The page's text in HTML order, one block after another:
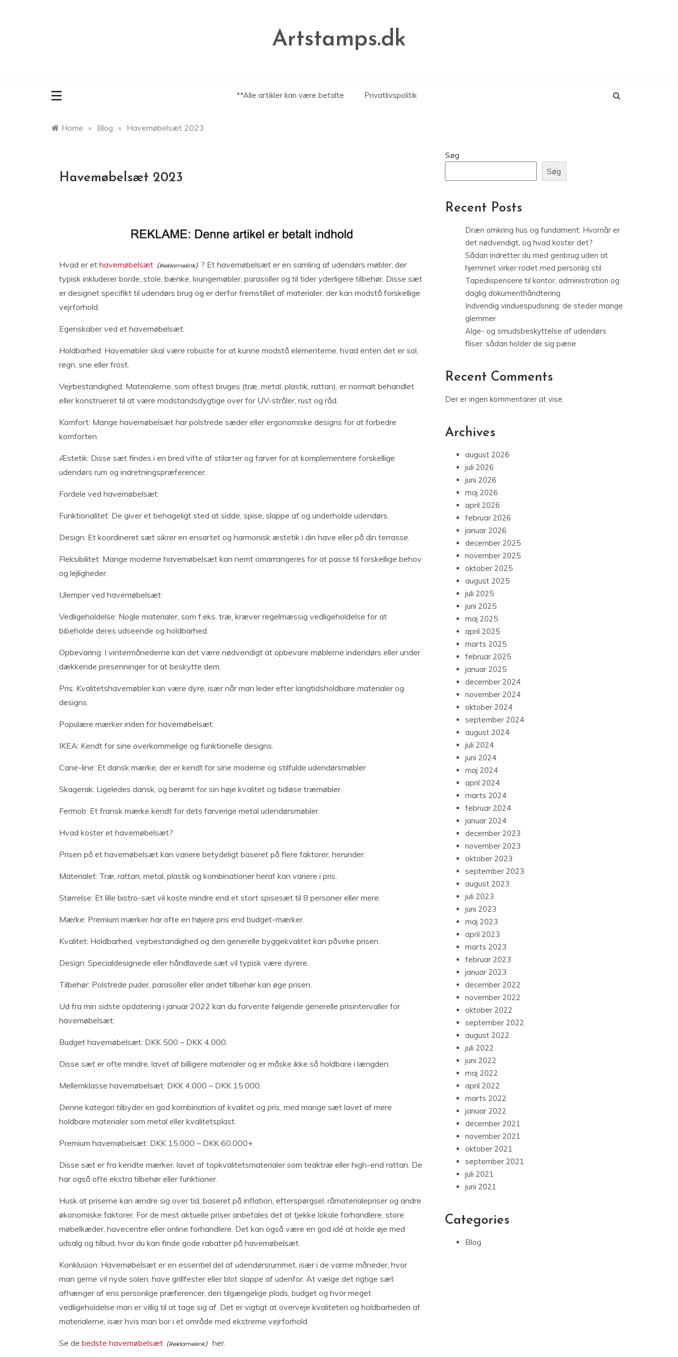
Artstamps.dk
**Alle artikler kan være betalte Privatlivspolitik
Home » Blog » Havemøbelsæt 2023
Havemøbelsæt 2023
Hvad er et havemøbelsæt
? Et havemøbelsæt er en samling af udendørs møbler, der
typisk inkluderer borde, stole, bænke, loungemøbler, parasoller og til tider yderligere tilbehør. Disse sæt
er designet specifikt til udendørs brug og er derfor fremstillet af materialer, der kan modstå forskellige
vejrforhold.
Egenskaber ved et havemøbelsæt:
Holdbarhed: Havemøbler skal være robuste for at kunne modstå elementerne, hvad enten det er sol,
regn, sne eller frost.
Vejrbestandighed: Materialerne, som oftest bruges (træ, metal, plastik, rattan), er normalt behandlet
eller konstrueret til at være modstandsdygtige over for UV-stråler, rust og råd.
Komfort: Mange havemøbelsæt har polstrede sæder eller ergonomiske designs for at forbedre
komforten.
Æstetik: Disse sæt findes i en bred vifte af stilarter og farver for at komplementere forskellige
udendørs rum og indretningspræferencer.
Fordele ved havemøbelsæt:
Funktionalitet: De giver et behageligt sted at sidde, spise, slappe af og underholde udendørs.
Design: Et koordineret sæt sikrer en ensartet og harmonisk æstetik i din have eller på din terrasse.
Fleksibilitet: Mange moderne havemøbelsæt kan nemt omarrangeres for at passe til forskellige behov
og lejligheder.
Ulemper ved havemøbelsæt:
Vedligeholdelse: Nogle materialer, som f.eks. træ, kræver regelmæssig vedligeholdelse for at
bibeholde deres udseende og holdbarhed.
Opbevaring: I vintermånederne kan det være nødvendigt at opbevare møblerne indendørs eller under
dækkende presenninger for at beskytte dem.
Pris: Kvalitetshavemøbler kan være dyre, især når man leder efter langtidsholdbare materialer og
designs.
Populære mærker inden for havemøbelsæt:
IKEA: Kendt for sine overkommelige og funktionelle designs.
Cane-line: Et dansk mærke, der er kendt for sine moderne og stilfulde udendørsmøbler.
Skagerak: Ligeledes dansk, og berømt for sin høje kvalitet og tidløse træmøbler.
Fermob: Et fransk mærke kendt for dets farverige metal udendørsmøbler.
Hvad koster et havemøbelsæt?
Prisen på et havemøbelsæt kan variere betydeligt baseret på flere faktorer, herunder:
Materialet: Træ, rattan, metal, plastik og kombinationer heraf kan variere i pris.
Størrelse: Et lille bistro-sæt vil koste mindre end et stort spisesæt til 8 personer eller mere.
Mærke: Premium mærker har ofte en højere pris end budget-mærker.
Kvalitet: Holdbarhed, vejrbestandighed og den generelle byggekvalitet kan påvirke prisen.
Design: Specialdesignede eller håndlavede sæt vil typisk være dyrere.
Tilbehør: Polstrede puder, parasoller eller andet tilbehør kan øge prisen.
Ud fra min sidste opdatering i januar 2022 kan du forvente følgende generelle prisintervaller for
havemøbelsæt:
Budget havemøbelsæt: DKK 500 – DKK 4.000.
Disse sæt er ofte mindre, lavet af billigere materialer og er måske ikke så holdbare i længden.
Mellemklasse havemøbelsæt: DKK 4.000 – DKK 15.000.
Denne kategori tilbyder en god kombination af kvalitet og pris, med mange sæt lavet af mere
holdbare materialer som metal eller kvalitetsplast.
Premium havemøbelsæt: DKK 15.000 – DKK 60.000+.
Disse sæt er fra kendte mærker, lavet af topkvalitetsmaterialer som teaktræ eller high-end rattan. De
har også ofte ekstra tilbehør eller funktioner.
Husk at priserne kan ændre sig over tid, baseret på inflation, efterspørgsel, råmaterialepriser og andre
økonomiske faktorer. For de mest aktuelle priser anbefales det at tjekke lokale forhandlere, store
møbelkæder, havecentre eller online forhandlere. Det kan også være en god idé at holde øje med
udsalg og tilbud, hvor du kan finde gode rabatter på havemøbelsæt.
Konklusion: Havemøbelsæt er en essentiel del af udendørsrummet, især i de varme måneder, hvor
man gerne vil nyde solen, have grillfester eller blot slappe af udenfor. At vælge det rigtige sæt
afhænger af ens personlige præferencer, den tilgængelige plads, budget og hvor meget
vedligeholdelse man er villig til at tage sig af. Det er vigtigt at overveje kvaliteten og holdbarheden af
materialerne, især hvis man bor i et område med ekstreme vejrforhold.
Se de bedste havemøbelsæt her.
Søg
Søg
Recent Posts
Dræn omkring hus og fundament: Hvornår er
det nødvendigt, og hvad koster det?
Sådan indretter du med genbrug uden at
hjemmet virker rodet med personlig stil
Tapedispensere til kontor, administration og
daglig dokumenthåndtering
Indvendig vinduespudsning: de steder mange
glemmer
Alge- og smudsbeskyttelse af udendørs
fliser: sådan holder de sig pæne
Recent Comments
Der er ingen kommentarer at vise.
Archives
august 2026
juli 2026
juni 2026
maj 2026
april 2026
februar 2026
januar 2026
december 2025
november 2025
oktober 2025
august 2025
juli 2025
juni 2025
maj 2025
april 2025
marts 2025
februar 2025
januar 2025
december 2024
november 2024
oktober 2024
september 2024
august 2024
juli 2024
juni 2024
maj 2024
april 2024
marts 2024
februar 2024
januar 2024
december 2023
november 2023
oktober 2023
september 2023
august 2023
juli 2023
juni 2023
maj 2023
april 2023
marts 2023
februar 2023
januar 2023
december 2022
november 2022
oktober 2022
september 2022
august 2022
juli 2022
juni 2022
maj 2022
april 2022
marts 2022
januar 2022
december 2021
november 2021
oktober 2021
september 2021
juli 2021
juni 2021
Categories
Blog